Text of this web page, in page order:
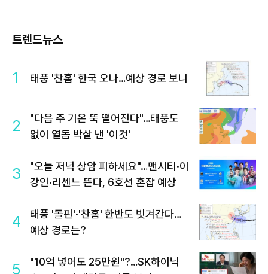
트렌드뉴스
1 태풍 '찬홈' 한국 오나…예상 경로 보니
2
"다음 주 기온 뚝 떨어진다"…태풍도
없이 열돔 박살 낸 '이것'
3
"오늘 저녁 상암 피하세요"…맨시티·이
강인·리센느 뜬다, 6호선 혼잡 예상
4
태풍 '돌핀'·'찬홈' 한반도 빗겨간다…
예상 경로는?
5
"10억 넣어도 25만원"?…SK하이닉